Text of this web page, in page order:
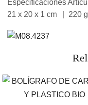
Especificaciones
21 x 20 x 1 cm | 220